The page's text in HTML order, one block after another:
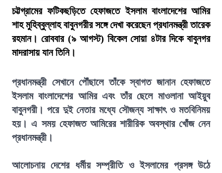
চট্টগ্রামের ফটিকছড়িতে হেফাজতে ইসলাম বাংলাদেশের আমির
শাহ মুহিব্বুল্লাহ বাবুনগরীর সঙ্গে দেখা করেছেন প্রধানমন্ত্রী তারেক
রহমান। রোববার (৯ আগস্ট) বিকেল সোয়া ৪টার দিকে বাবুনগর
মাদরাসায় যান তিনি।
প্রধানমন্ত্রী সেখানে পৌঁছালে তাঁকে স্বাগত জানান হেফাজতে
ইসলাম বাংলাদেশের আমির এবং তাঁর ছেলে মাওলানা আইয়ুব
বাবুনগরী। পরে দুই নেতার মধ্যে সৌজন্য সাক্ষাৎ ও মতবিনিময়
হয়। এ সময় হেফাজত আমিরের শারীরিক অবস্থার খোঁজ নেন
প্রধানমন্ত্রী।
আলোচনায় দেশের ধর্মীয় সম্প্রীতি ও ইসলামের প্রসঙ্গ উঠে